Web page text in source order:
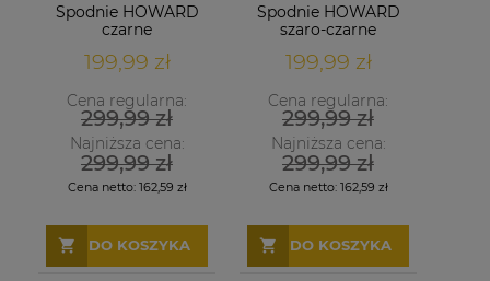
Spodnie HOWARD
czarne
199,99 zł
Cena regularna:
299,99 zł
Najniższa cena:
299,99 zł
Cena netto: 162,59 zł
DO KOSZYKA
Spodnie HOWARD
szaro-czarne
199,99 zł
Cena regularna:
299,99 zł
Najniższa cena:
299,99 zł
Cena netto: 162,59 zł
DO KOSZYKA